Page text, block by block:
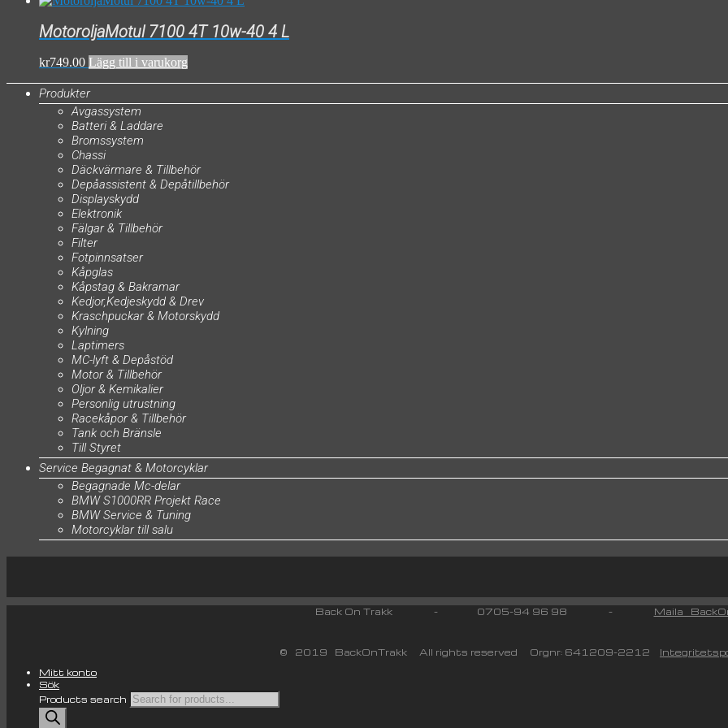
MotoroljaMotul 7100 4T 10w-40 4 L
kr749.00 Lägg till i varukorg
Produkter
Avgassystem
Batteri & Laddare
Bromssystem
Chassi
Däckvärmare & Tillbehör
Depåassistent & Depåtillbehör
Displayskydd
Elektronik
Fälgar & Tillbehör
Filter
Fotpinnsatser
Kåpglas
Kåpstag & Bakramar
Kedjor,Kedjeskydd & Drev
Kraschpuckar & Motorskydd
Kylning
Laptimers
MC-lyft & Depåstöd
Motor & Tillbehör
Oljor & Kemikalier
Personlig utrustning
Racekåpor & Tillbehör
Tank och Bränsle
Till Styret
Service Begagnat & Motorcyklar
Begagnade Mc-delar
BMW S1000RR Projekt Race
BMW Service & Tuning
Motorcyklar till salu
Back On Trakk - 0705-94 96 98 - Maila
© 2019 BackOnTrakk All rights reserved Orgnr: 641209-2212
Mitt konto
Sök
Products search